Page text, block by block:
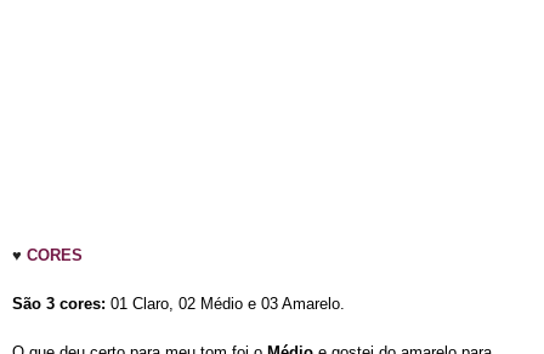
♥ CORES
São 3 cores: 01 Claro, 02 Médio e 03 Amarelo.